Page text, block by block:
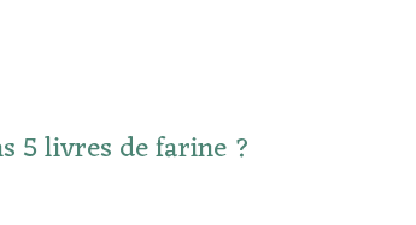
5 livres de farine ?